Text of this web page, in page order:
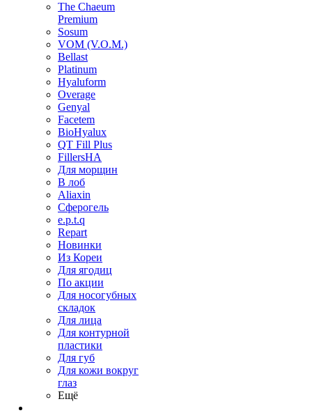
The Chaeum
Premium
Sosum
VOM (V.O.M.)
Bellast
Platinum
Hyaluform
Overage
Genyal
Facetem
BioHyalux
QT Fill Plus
FillersHA
Для морщин
В лоб
Aliaxin
Сферогель
e.p.t.q
Repart
Новинки
Из Кореи
Для ягодиц
По акции
Для носогубных
складок
Для лица
Для контурной
пластики
Для губ
Для кожи вокруг
глаз
Ещё